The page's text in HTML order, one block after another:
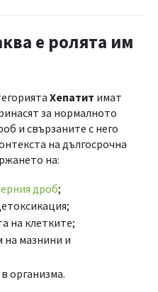
е ролята им
Хепатит имат
за нормалното
и свързаните с него
на дългосрочна
на:
дроб;
на клетките;
на мазнини и
организма.